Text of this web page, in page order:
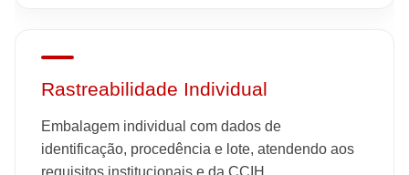
Rastreabilidade Individual
Embalagem individual com dados de
identificação, procedência e lote, atendendo aos
requisitos institucionais e da CCIH.